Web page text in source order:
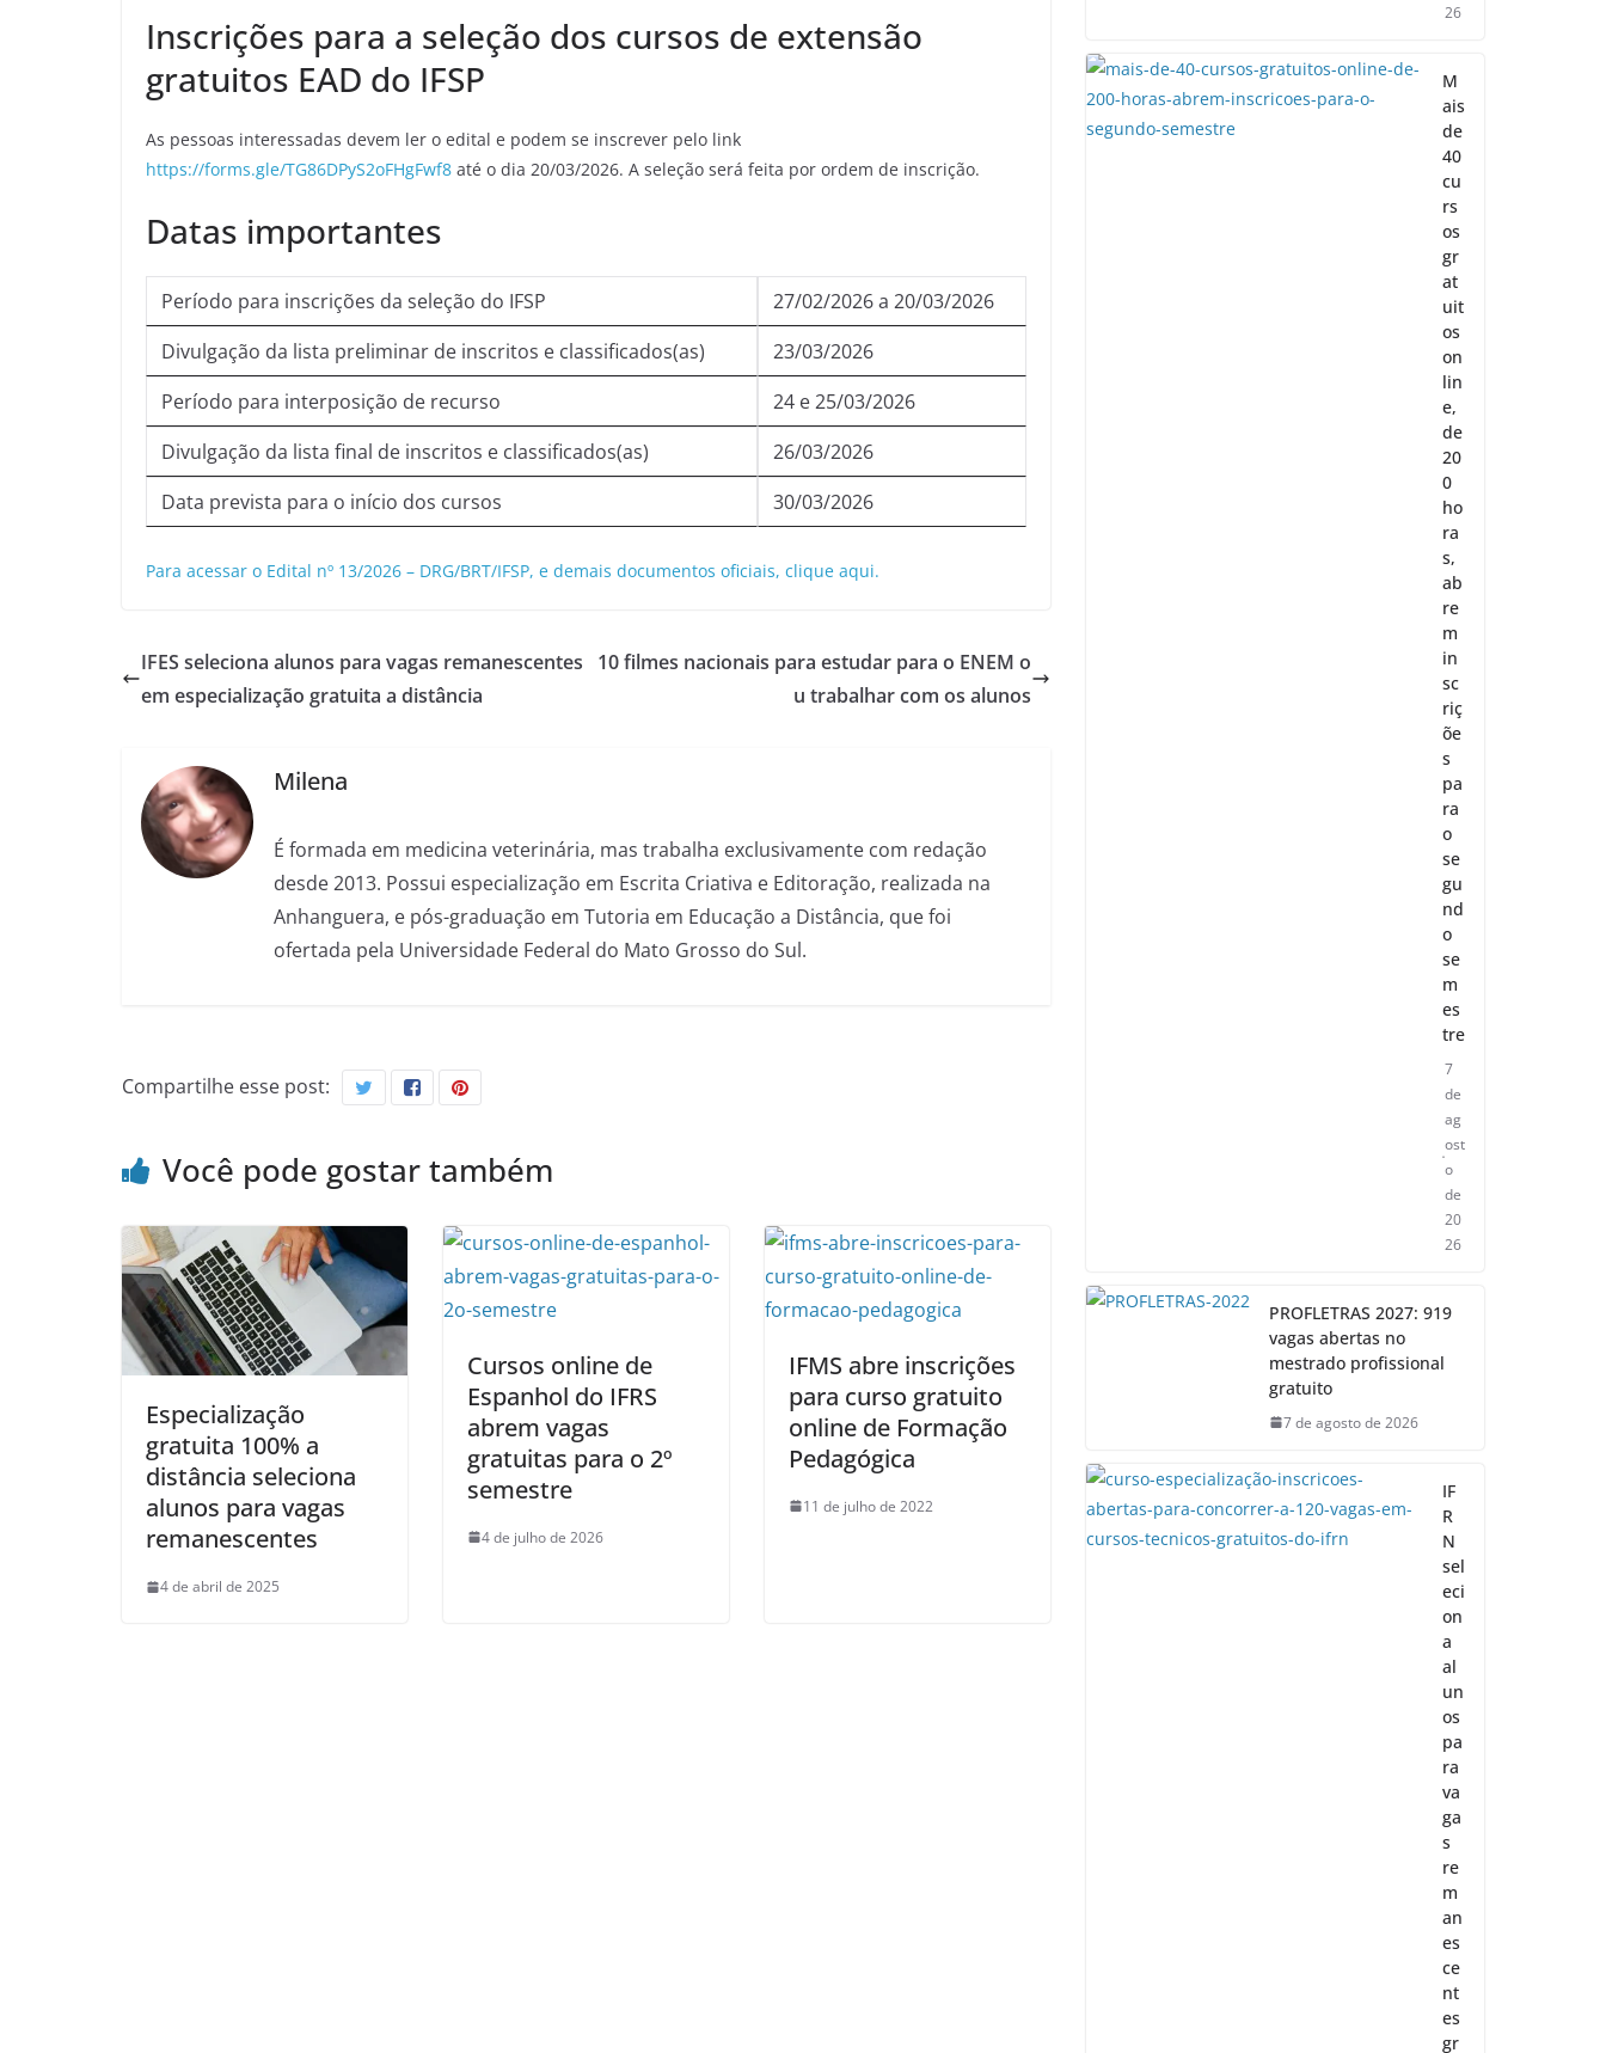
Inscrições para a seleção dos cursos de extensão
gratuitos EAD do IFSP
As pessoas interessadas devem ler o edital e podem se inscrever pelo link
https://forms.gle/TG86DPyS2oFHgFwf8 até o dia 20/03/2026. A seleção será feita por ordem de inscrição.
Datas importantes
Período para inscrições da seleção do IFSP
27/02/2026 a 20/03/2026
Divulgação da lista preliminar de inscritos e classificados(as)
23/03/2026
Período para interposição de recurso
24 e 25/03/2026
Divulgação da lista final de inscritos e classificados(as)
26/03/2026
Data prevista para o início dos cursos
30/03/2026
Para acessar o Edital nº 13/2026 – DRG/BRT/IFSP, e demais documentos oficiais, clique aqui.
IFES seleciona alunos para vagas remanescentes
em especialização gratuita a distância
10 filmes nacionais para estudar para o ENEM o
u trabalhar com os alunos
Milena
É formada em medicina veterinária, mas trabalha exclusivamente com redação
desde 2013. Possui especialização em Escrita Criativa e Editoração, realizada na
Anhanguera, e pós-graduação em Tutoria em Educação a Distância, que foi
ofertada pela Universidade Federal do Mato Grosso do Sul.
Compartilhe esse post:
Você pode gostar também
Especialização
gratuita 100% a
distância seleciona
alunos para vagas
remanescentes
4 de abril de 2025
Cursos online de
Espanhol do IFRS
abrem vagas
gratuitas para o 2º
semestre
4 de julho de 2026
IFMS abre inscrições
para curso gratuito
online de Formação
Pedagógica
11 de julho de 2022
26
M
ais
de
40
cu
rs
os
gr
at
uit
os
on
lin
e,
de
20
0
ho
ra
s,
ab
re
m
in
sc
riç
õe
s
pa
ra
o
se
gu
nd
o
se
m
es
tre
7
de
ag
ost
o
de
20
26
PROFLETRAS 2027: 919
vagas abertas no
mestrado profissional
gratuito
7 de agosto de 2026
IF
R
N
sel
eci
on
a
al
un
os
pa
ra
va
ga
s
re
m
an
es
ce
nt
es
gr